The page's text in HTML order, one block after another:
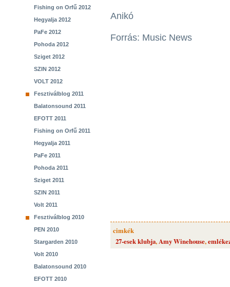
Fishing on Orfű 2012
Hegyalja 2012
PaFe 2012
Pohoda 2012
Sziget 2012
SZIN 2012
VOLT 2012
Fesztiválblog 2011
Balatonsound 2011
EFOTT 2011
Fishing on Orfű 2011
Hegyalja 2011
PaFe 2011
Pohoda 2011
Sziget 2011
SZIN 2011
Volt 2011
Fesztiválblog 2010
PEN 2010
Stargarden 2010
Volt 2010
Balatonsound 2010
EFOTT 2010
Anikó
Forrás: Music News
cimkék
27-esek klubja,Amy Winehouse,